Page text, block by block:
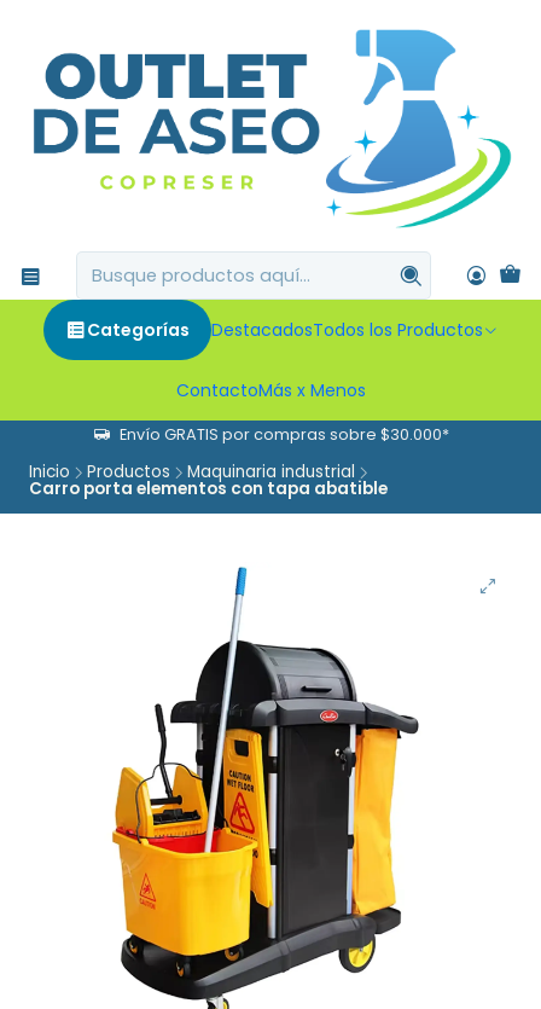
Categorías DestacadosTodos los Productos
ContactoMás x Menos
Envío GRATIS por compras sobre $30.000*
Inicio Productos Maquinaria industrial
Carro porta elementos con tapa abatible